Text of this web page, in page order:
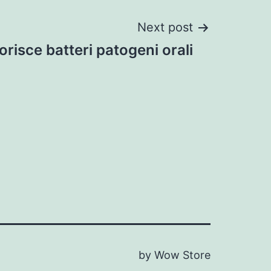
Next post
batteri patogeni orali
by Wow Store